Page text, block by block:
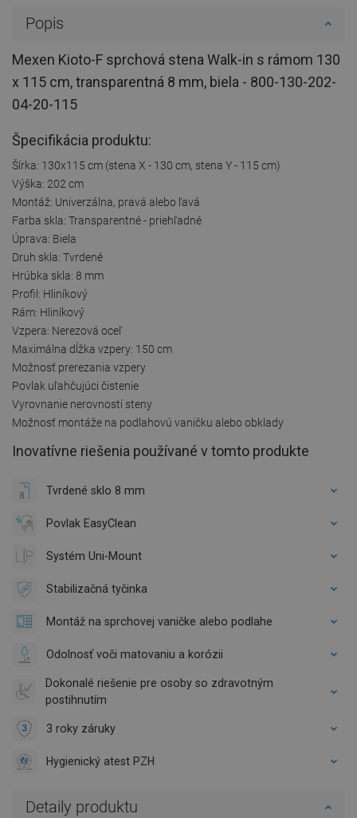
Popis
Mexen Kioto-F sprchová stena Walk-in s rámom 130
x 115 cm, transparentná 8 mm, biela - 800-130-202-
04-20-115
Špecifikácia produktu:
Šírka: 130x115 cm (stena X - 130 cm, stena Y - 115 cm)
Výška: 202 cm
Montáž: Univerzálna, pravá alebo ľavá
Farba skla: Transparentné - priehľadné
Úprava: Biela
Druh skla: Tvrdené
Hrúbka skla: 8 mm
Profil: Hliníkový
Rám: Hliníkový
Vzpera: Nerezová oceľ
Maximálna dĺžka vzpery: 150 cm
Možnosť prerezania vzpery
Povlak uľahčujúci čistenie
Vyrovnanie nerovností steny
Možnosť montáže na podlahovú vaničku alebo obklady
Inovatívne riešenia používané v tomto produkte
Tvrdené sklo 8 mm
Povlak EasyClean
Systém Uni-Mount
Stabilizačná tyčinka
Montáž na sprchovej vaničke alebo podlahe
Odolnosť voči matovaniu a korózii
Dokonalé riešenie pre osoby so zdravotným
postihnutím
3 roky záruky
Hygienický atest PZH
Detaily produktu